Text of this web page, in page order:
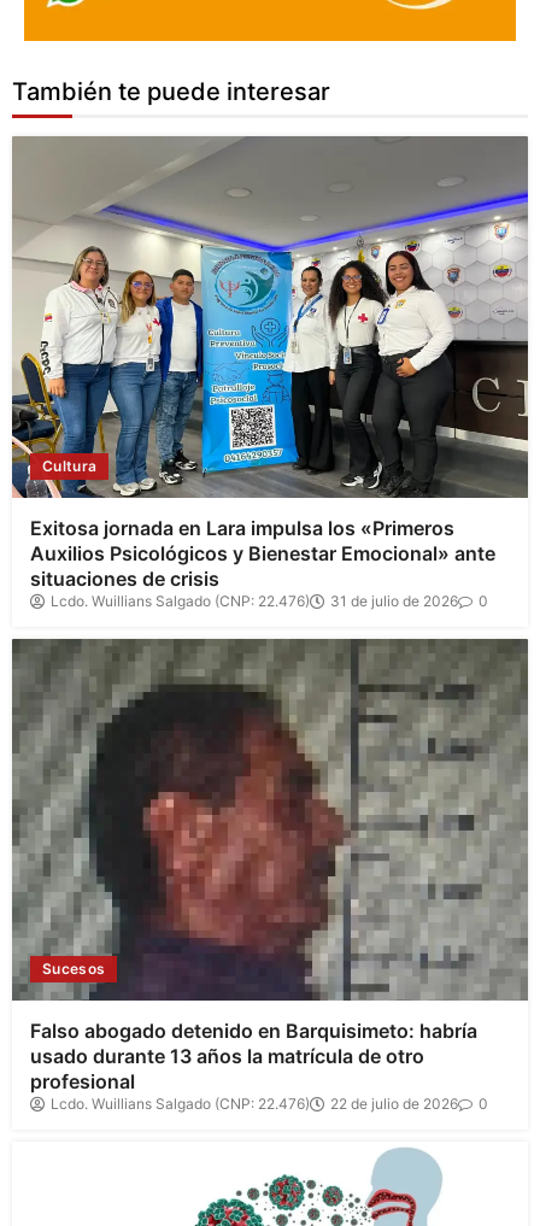
También te puede interesar
Cultura
Exitosa jornada en Lara impulsa los «Primeros
Auxilios Psicológicos y Bienestar Emocional» ante
situaciones de crisis
Lcdo. Wuillians Salgado (CNP: 22.476) 31 de julio de 2026 0
Sucesos
Falso abogado detenido en Barquisimeto: habría
usado durante 13 años la matrícula de otro
profesional
Lcdo. Wuillians Salgado (CNP: 22.476) 22 de julio de 2026 0